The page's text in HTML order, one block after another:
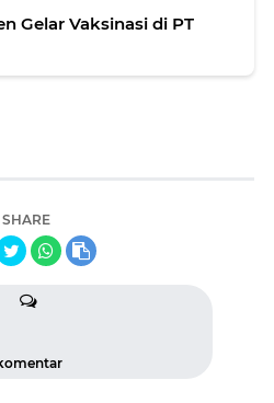
Gelar Vaksinasi di PT
SHARE